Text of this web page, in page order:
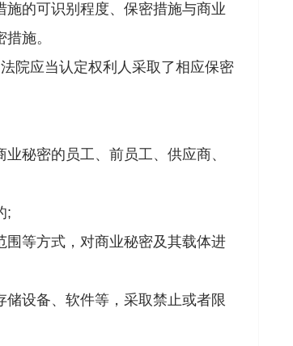
的可识别程度、保密措施与商业
施。
应当认定权利人采取了相应保密
秘密的员工、前员工、供应商、
;
等方式，对商业秘密及其载体进
设备、软件等，采取禁止或者限